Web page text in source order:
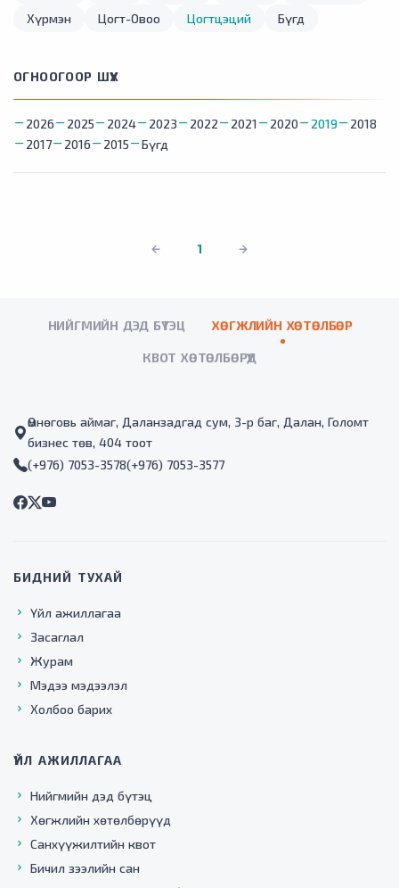
Хүрмэн
Цогт-Овоо Цогтцэций Бүгд
ОГНООГООР ШҮҮХ
2026 2025 2024 2023 2022 2021 2020 2019
2018
2017
2016 2015 Бүгд
1
НИЙГМИЙН ДЭД БҮТЭЦ ХӨГЖЛИЙН ХӨТӨЛБӨР
КВОТ ХӨТӨЛБӨРҮҮД
Өмнөговь аймаг, Даланзадгад сум, 3-р баг, Далан, Голомт
бизнес төв, 404 тоот
(+976) 7053-3578(+976) 7053-3577
БИДНИЙ ТУХАЙ
Үйл ажиллагаа
Засаглал
Журам
Мэдээ мэдээлэл
Холбоо барих
ҮЙЛ АЖИЛЛАГАА
Нийгмийн дэд бүтэц
Хөгжлийн хөтөлбөрүүд
Санхүүжилтийн квот
Бичил зээлийн сан